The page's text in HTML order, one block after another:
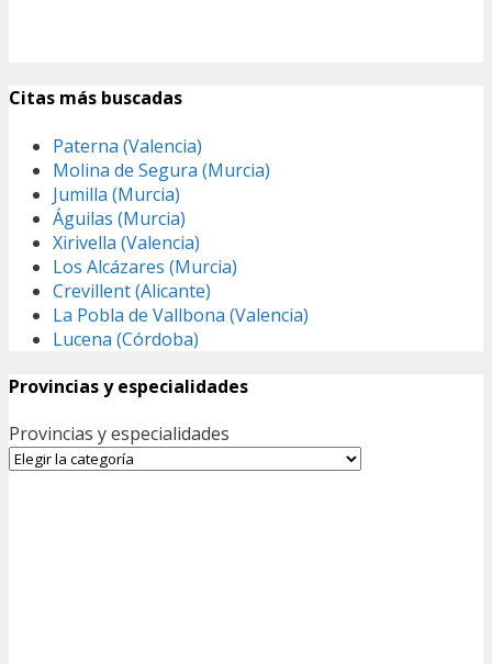
Citas más buscadas
Paterna (Valencia)
Molina de Segura (Murcia)
Jumilla (Murcia)
Águilas (Murcia)
Xirivella (Valencia)
Los Alcázares (Murcia)
Crevillent (Alicante)
La Pobla de Vallbona (Valencia)
Lucena (Córdoba)
Provincias y especialidades
Provincias y especialidades